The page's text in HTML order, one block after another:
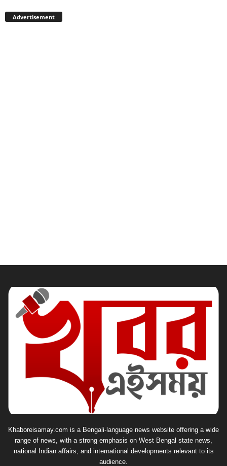
Advertisement
Khaboreisamay.com is a Bengali-language news website offering a wide
range of news, with a strong emphasis on West Bengal state news,
national Indian affairs, and international developments relevant to its
audience.